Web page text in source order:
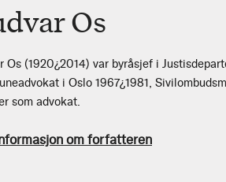
Os
Os (1920¿2014) var byråsjef i
i Oslo 1967¿1981,
som advokat.
om forfatteren